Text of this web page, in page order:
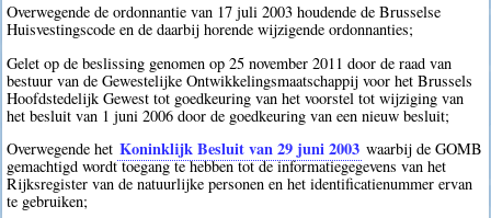
Overwegende de ordonnantie van 17 juli 2003 houdende de Brusselse
Huisvestingscode en de daarbij horende wijzigende ordonnanties;
Gelet op de beslissing genomen op 25 november 2011 door de raad van
bestuur van de Gewestelijke Ontwikkelingsmaatschappij voor het Brussels
Hoofdstedelijk Gewest tot goedkeuring van het voorstel tot wijziging van
het besluit van 1 juni 2006 door de goedkeuring van een nieuw besluit;
Overwegende het Koninklijk Besluit van 29 juni 2003 waarbij de GOMB
gemachtigd wordt toegang te hebben tot de informatiegegevens van het
Rijksregister van de natuurlijke personen en het identificatienummer ervan
te gebruiken;